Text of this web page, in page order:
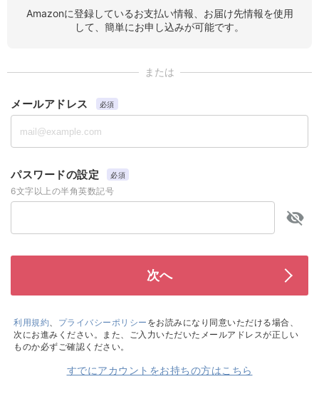
Amazonに登録しているお支払い情報、お届け先情報を使用
して、簡単にお申し込みが可能です。
または
メールアドレス 必須
パスワードの設定 必須
6文字以上の半角英数記号
利用規約、 プライバシーポリシー をお読みになり同意いただける場合、
次にお進みください。また、ご入力いただいたメールアドレスが正しい
ものか必ずご確認ください。
すでにアカウントをお持ちの方はこちら